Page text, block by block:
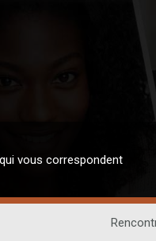
vous correspondent